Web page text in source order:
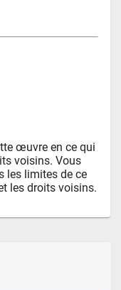
œuvre en ce qui
voisins. Vous
les limites de ce
les droits voisins.